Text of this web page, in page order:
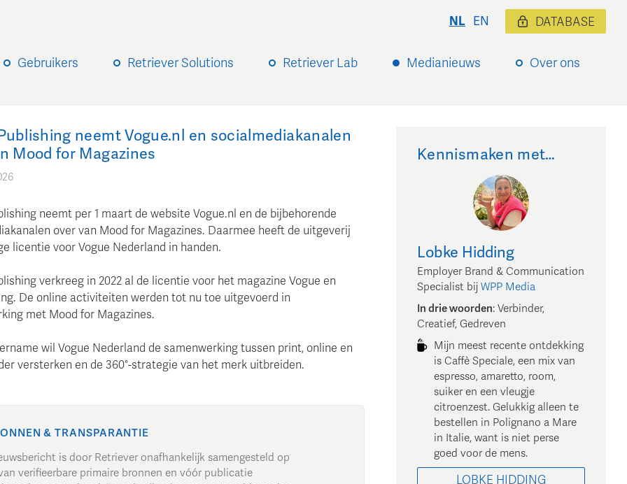
Gebruikers Retriever Solutions Retriever Lab Medianieuws Over ons
NL EN DATABASE
neemt Vogue.nl en socialmediakanalen
Mood for Magazines
neemt per 1 maart de website Vogue.nl en de bijbehorende
over van Mood for Magazines. Daarmee heeft de uitgeverij
licentie voor Vogue Nederland in handen.
verkreeg in 2022 al de licentie voor het magazine Vogue en
De online activiteiten werden tot nu toe uitgevoerd in
met Mood for Magazines.
wil Vogue Nederland de samenwerking tussen print, online en
versterken en de 360°-strategie van het merk uitbreiden.
& TRANSPARANTIE
is door Retriever onafhankelijk samengesteld op
verifieerbare primaire bronnen en vóór publicatie
Kennismaken met…
Lobke Hidding
Employer Brand & Communication
Specialist bij WPP Media
In drie woorden: Verbinder,
Creatief, Gedreven
Mijn meest recente ontdekking
is Caffè Speciale, een mix van
espresso, amaretto, room,
suiker en een vleugje
citroenzest. Gelukkig alleen te
bestellen in Polignano a Mare
in Italie, want is niet perse
goed voor de mens.
LOBKE HIDDING